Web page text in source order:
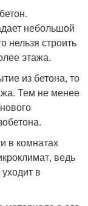
небольшой
нельзя строить
этажа.
из бетона, то
Тем не менее
в комнатах
ведь
в